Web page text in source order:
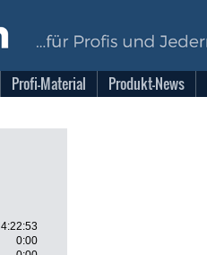
Profi-Material Produkt-News
4:22:53
0:00